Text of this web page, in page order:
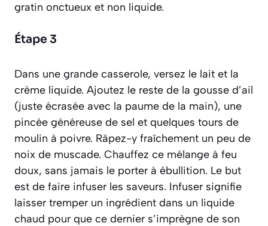
gratin onctueux et non liquide.
Étape 3
Dans une grande casserole, versez le lait et la
crème liquide. Ajoutez le reste de la gousse d’ail
(juste écrasée avec la paume de la main), une
pincée généreuse de sel et quelques tours de
moulin à poivre. Râpez-y fraîchement un peu de
noix de muscade. Chauffez ce mélange à feu
doux, sans jamais le porter à ébullition. Le but
est de faire infuser les saveurs. Infuser signifie
laisser tremper un ingrédient dans un liquide
chaud pour que ce dernier s’imprègne de son